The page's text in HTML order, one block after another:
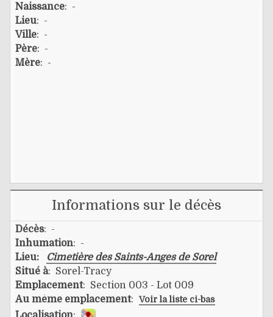
Naissance: -
Lieu: -
Ville: -
Père: -
Mère: -
Informations sur le décès
Décès: -
Inhumation: -
Lieu:
Cimetière des Saints-Anges de Sorel
Situé à: Sorel-Tracy
Emplacement: Section 003 - Lot 009
Au même emplacement: Voir la liste ci-bas